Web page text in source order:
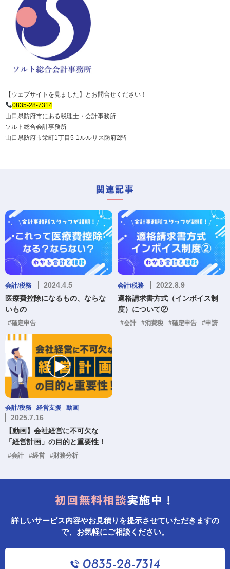
【ウェブサイトを見ました】とお問合せください！
0835-28-7314
山口県防府市にある税理士・会計事務所
ソルト総合会計事務所
山口県防府市栄町1丁目5-1ルルサス防府2階
会計/税務
2024.4.5
医療費控除になるもの、ならな
いもの
#確定申告
会計/税務
2022.8.9
適格請求書方式（インボイス制
度）について②
#会計 #消費税 #確定申告 #申請
会計/税務 経営支援 動画
2025.7.16
【動画】会社経営に不可欠な
「経営計画」の目的と重要性！
#会計 #経営 #財務分析
詳しいサービス内容やお見積りを提示させていただきますの
で、お気軽にご相談ください。